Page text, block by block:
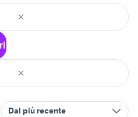
Dal più recente